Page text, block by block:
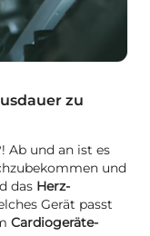
zu
Ab und an ist es
und
das Herz-
Gerät passt
Cardiogeräte-